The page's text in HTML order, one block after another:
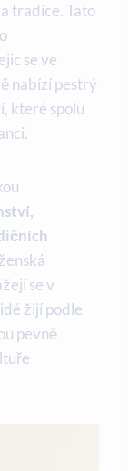
tradice. Tato
se ve
nabízí pestrý
které spolu
se v
žijí podle
pevně